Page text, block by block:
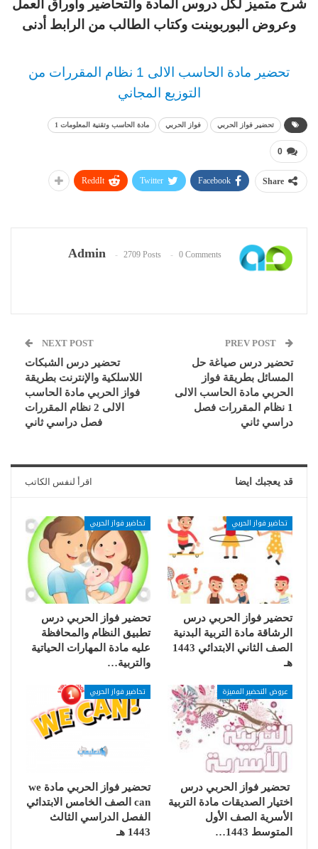
شرح متميز لكل دروس المادة والتحاضير وأوراق العمل
وعروض البوربوينت وكتاب الطالب من الرابط أدنى
تحضير مادة الحاسب الالى 1 نظام المقررات من
التوزيع المجاني
تحضير فواز الحربي فواز الحربي مادة الحاسب وتقنية المعلومات 1
0
Share
Facebook
Twitter
ReddIt
Admin 2709 Posts 0 Comments
تحضير درس صياغة حل
المسائل بطريقة فواز
الحربي مادة الحاسب الالى
1 نظام المقررات فصل
دراسي ثاني
NEXT POST
تحضير درس الشبكات
اللاسلكية والإنترنت بطريقة
فواز الحربي مادة الحاسب
الالى 2 نظام المقررات
فصل دراسي ثاني
قد يعجبك ايضا اقرأ لنفس الكاتب
تحاضير فواز الحربي
تحضير فواز الحربي درس
الرشاقة مادة التربية البدنية
الصف الثاني الابتدائي 1443
هـ
تحاضير فواز الحربي
تحضير فواز الحربي درس
تطبيق النظام والمحافظة
عليه مادة المهارات الحياتية
والتربية…
عروض التحضير المميزة
تحضير فواز الحربي درس
اختيار الصديقات مادة التربية
الأسرية الصف الأول
المتوسط 1443…
تحاضير فواز الحربي
تحضير فواز الحربي مادة we
can الصف الخامس الابتدائي
الفصل الدراسي الثالث
1443 هـ